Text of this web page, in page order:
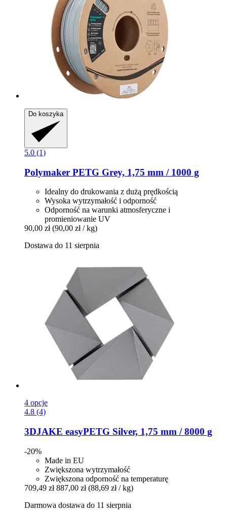
Do koszyka
5.0 (1)
Polymaker PETG Grey, 1,75 mm / 1000 g
Idealny do drukowania z dużą prędkością
Wysoka wytrzymałość i odporność
Odporność na warunki atmosferyczne i
promieniowanie UV
90,00 zł (90,00 zł / kg)
Dostawa do 11 sierpnia
4 opcje
4.8 (4)
3DJAKE easyPETG Silver, 1,75 mm / 8000 g
-20%
Made in EU
Zwiększona wytrzymałość
Zwiększona odporność na temperaturę
709,49 zł 887,00 zł (88,69 zł / kg)
Darmowa dostawa do 11 sierpnia